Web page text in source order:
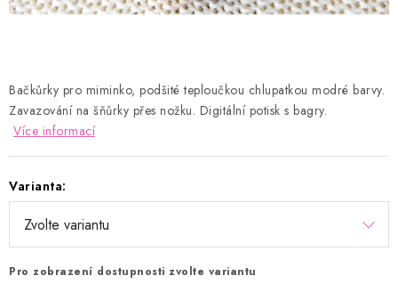
Podmínky ochrany osobních údajů
Blog
Bačkůrky pro miminko, podšité teploučkou chlupatkou modré barvy.
Zavazování na šňůrky přes nožku. Digitální potisk s bagry.
Více informací
Varianta:
Pro zobrazení dostupnosti zvolte variantu